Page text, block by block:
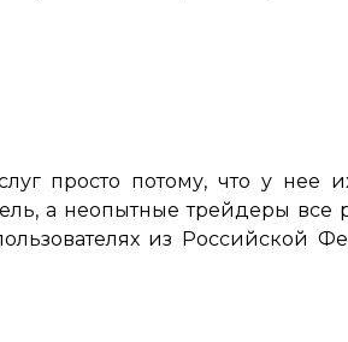
просто потому, что у нее
а неопытные трейдеры
из Российской